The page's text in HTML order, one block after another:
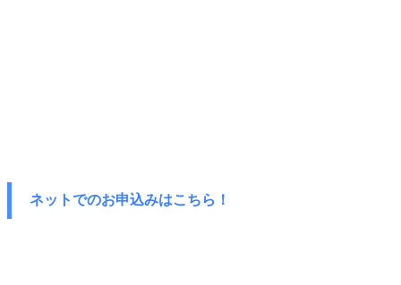
ネットでのお申込みはこちら！